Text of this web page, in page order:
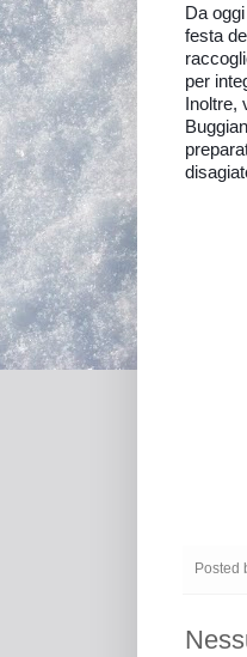
Da
festa
per
Inoltre,
Posted